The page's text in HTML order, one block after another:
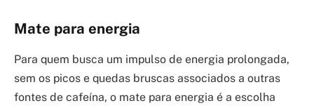
Mate para energia
Para quem busca um impulso de energia prolongada,
sem os picos e quedas bruscas associados a outras
fontes de cafeína, o mate para energia é a escolha